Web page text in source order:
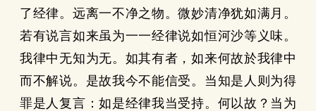
了经律。远离一不净之物。微妙清净犹如满月。
若有说言如来虽为一一经律说如恒河沙等义味。
我律中无知为无。如其有者，如来何故於我律中
而不解说。是故我今不能信受。当知是人则为得
罪是人复言：如是经律我当受持。何以故？当为